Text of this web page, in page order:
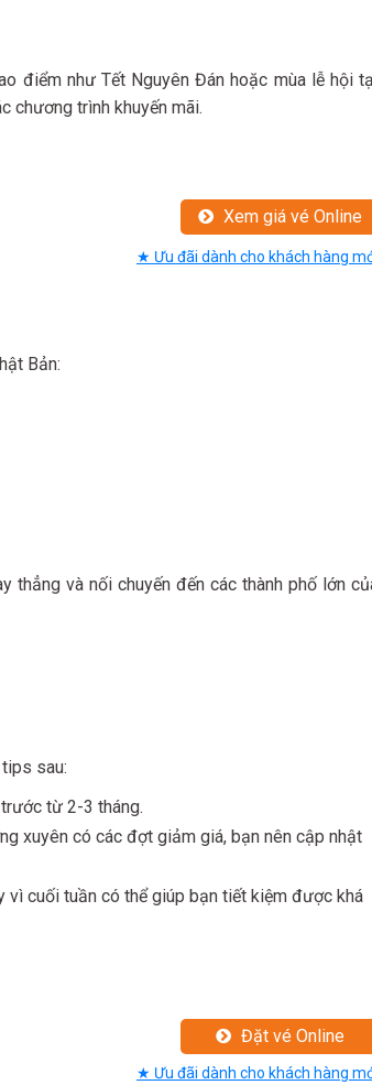
điểm như Tết Nguyên Đán hoặc mùa lễ hội
chương trình khuyến mãi.
Xem giá vé Online
★ Ưu đãi dành cho khách hàng
Bản:
thẳng và nối chuyến đến các thành phố lớn
sau:
từ 2-3 tháng.
xuyên có các đợt giảm giá, bạn nên cập nhật
vì cuối tuần có thể giúp bạn tiết kiệm được khá
Đặt vé Online
★ Ưu đãi dành cho khách hàng